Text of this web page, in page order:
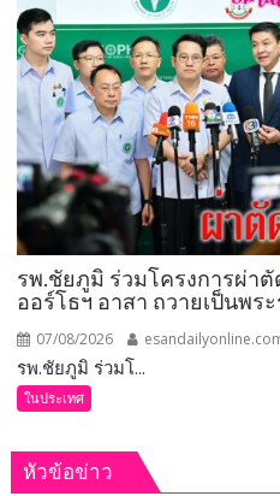
รพ.ชัยภูมิ ร่วมโครงการผ่า
ออร์โธฯ อาสา ถวายเป็นพร
07/08/2026
รพ.ชัยภูมิ ร่วมโ...
ในประเทศ
หัวข้อข่าว